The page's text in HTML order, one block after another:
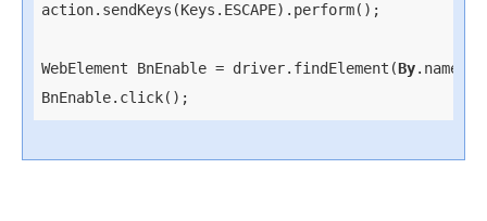
action.sendKeys(Keys.ESCAPE).perform();
WebElement BnEnable = driver.findElement(By.name(
BnEnable.click();